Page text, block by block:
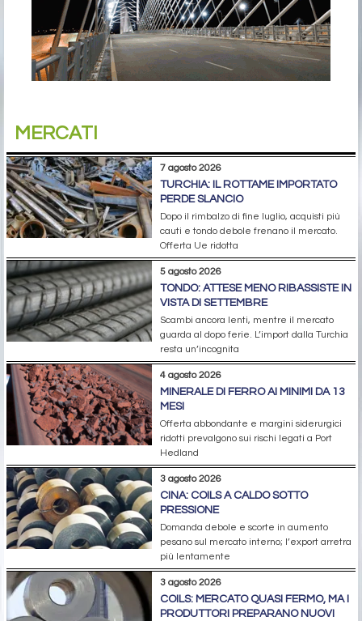
MERCATI
7 agosto 2026
TURCHIA: IL ROTTAME IMPORTATO
PERDE SLANCIO
Dopo il rimbalzo di fine luglio, acquisti più
cauti e tondo debole frenano il mercato.
Offerta Ue ridotta
5 agosto 2026
TONDO: ATTESE MENO RIBASSISTE IN
VISTA DI SETTEMBRE
Scambi ancora lenti, mentre il mercato
guarda al dopo ferie. L’import dalla Turchia
resta un’incognita
4 agosto 2026
MINERALE DI FERRO AI MINIMI DA 13
MESI
Offerta abbondante e margini siderurgici
ridotti prevalgono sui rischi legati a Port
Hedland
3 agosto 2026
CINA: COILS A CALDO SOTTO
PRESSIONE
Domanda debole e scorte in aumento
pesano sul mercato interno; l’export arretra
più lentamente
3 agosto 2026
COILS: MERCATO QUASI FERMO, MA I
PRODUTTORI PREPARANO NUOVI